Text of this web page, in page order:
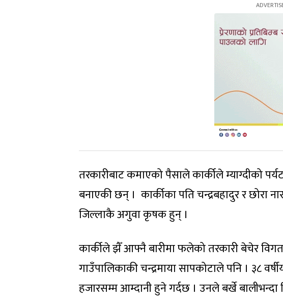
तरकारीबाट कमाएको पैसाले कार्कीले म्याग्दीको
बनाएकी छन् । कार्कीका पति चन्द्रबहादुर र छोरा
जिल्लाकै अगुवा कृषक हुन् ।
कार्कीले झैँ आफ्नै बारीमा फलेको तरकारी बेचेर
गाउँपालिकाकी चन्द्रमाया सापकोटाले पनि । ३८
हजारसम्म आम्दानी हुने गर्दछ । उनले बर्खे बालीभन्दा